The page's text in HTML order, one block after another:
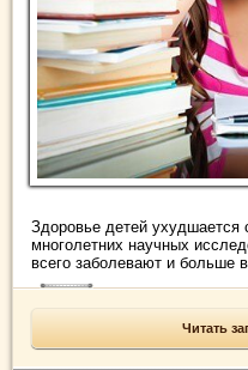
Здоровье детей
многолетних научных
всего заболевают и больше
Читать